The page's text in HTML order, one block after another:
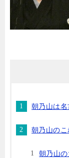
朝乃山は
朝乃山の
朝乃山